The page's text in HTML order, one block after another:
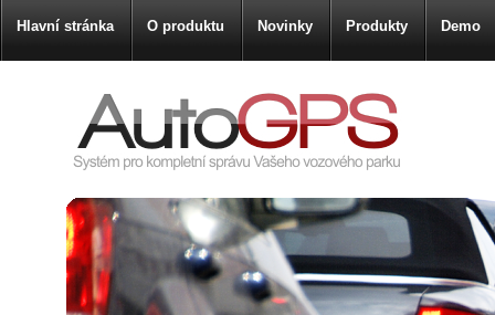
Hlavní stránka O produktu Novinky Produkty Demo